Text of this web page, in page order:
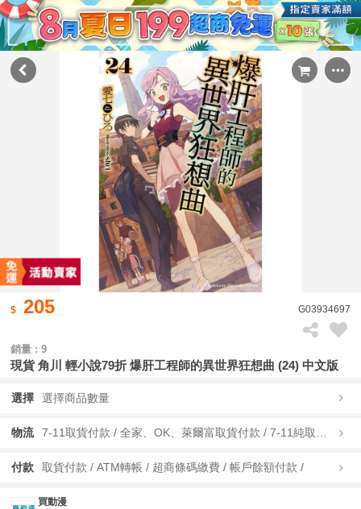
205 G03934697
銷量 : 9
現貨 角川 輕小說79折 爆肝工程師的異世界狂想曲 (24) 中文版
選擇 選擇商品數量
物流
付款 取貨付款 / ATM轉帳 / 超商條碼繳費 / 帳戶餘額付款 /
買動漫